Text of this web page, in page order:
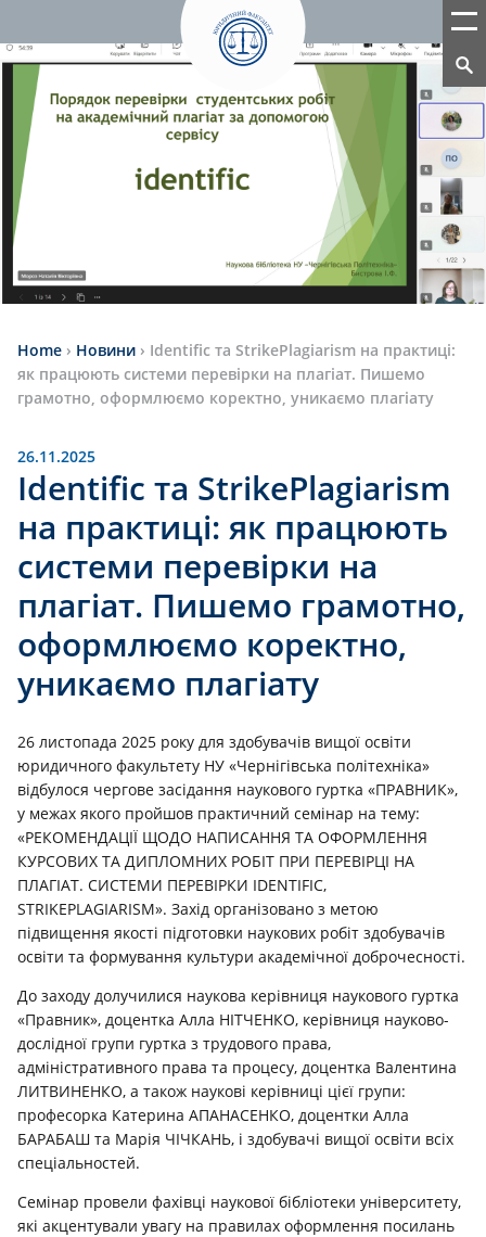
Home › Новини › Identific та StrikePlagiarism на практиці:
як працюють системи перевірки на плагіат. Пишемо
грамотно, оформлюємо коректно, уникаємо плагіату
26.11.2025
Identific та StrikePlagiarism
на практиці: як працюють
системи перевірки на
плагіат. Пишемо грамотно,
оформлюємо коректно,
уникаємо плагіату
26 листопада 2025 року для здобувачів вищої освіти
юридичного факультету НУ «Чернігівська політехніка»
відбулося чергове засідання наукового гуртка «ПРАВНИК»,
у межах якого пройшов практичний семінар на тему:
«РЕКОМЕНДАЦІЇ ЩОДО НАПИСАННЯ ТА ОФОРМЛЕННЯ
КУРСОВИХ ТА ДИПЛОМНИХ РОБІТ ПРИ ПЕРЕВІРЦІ НА
ПЛАГІАТ. СИСТЕМИ ПЕРЕВІРКИ IDENTIFIC,
STRIKEPLAGIARISM». Захід організовано з метою
підвищення якості підготовки наукових робіт здобувачів
освіти та формування культури академічної доброчесності.
До заходу долучилися наукова керівниця наукового гуртка
«Правник», доцентка Алла НІТЧЕНКО, керівниця науково-
дослідної групи гуртка з трудового права,
адміністративного права та процесу, доцентка Валентина
ЛИТВИНЕНКО, а також наукові керівниці цієї групи:
професорка Катерина АПАНАСЕНКО, доцентки Алла
БАРАБАШ та Марія ЧІЧКАНЬ, і здобувачі вищої освіти всіх
спеціальностей.
Семінар провели фахівці наукової бібліотеки університету,
які акцентували увагу на правилах оформлення посилань